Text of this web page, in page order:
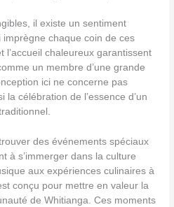
il existe un sentiment
imprègne chaque coin de ces
l’accueil chaleureux garantissent
un membre d’une grande
ici ne concerne pas
célébration de l’essence d’un
des événements spéciaux
à s’immerger dans la culture
aux expériences culinaires à
conçu pour mettre en valeur la
de Whitianga. Ces moments